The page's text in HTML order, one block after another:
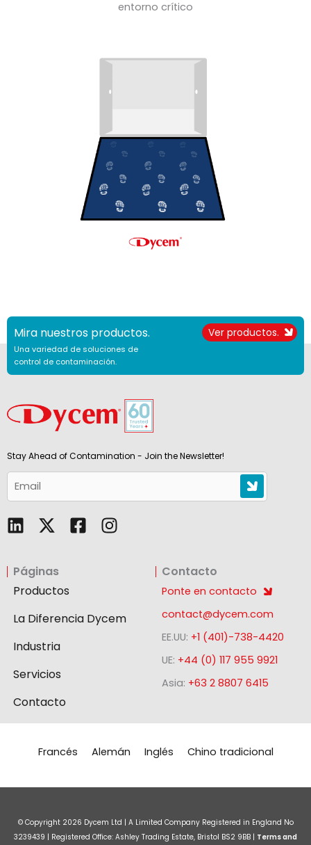
entorno crítico
Mira nuestros productos.
Una variedad de soluciones de
control de contaminación.
Ver productos.
Stay Ahead of Contamination - Join the Newsletter!
L
i
k
e
d
i
n
F
a
o
o
I
n
g
r
Páginas
Productos
La Diferencia Dycem
Industria
Servicios
Contacto
Contacto
Ponte en contacto
contact@dycem.com
EE.UU: +1 (401)-738-4420
UE: +44 (0) 117 955 9921
Asia: +63 2 8807 6415
Francés Alemán Inglés Chino tradicional
© Copyright 2026 Dycem Ltd | A Limited Company Registered in England No
3239439 | Registered Office: Ashley Trading Estate, Bristol BS2 9BB | Terms and